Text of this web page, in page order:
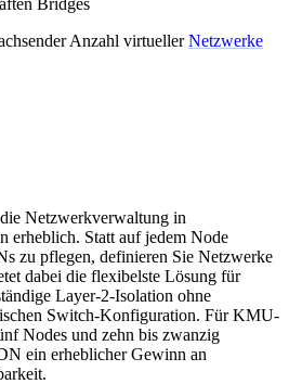
Anzahl virtuellerNetzwerke
Netzwerkverwaltung in
erheblich. Statt auf jedem Node
zu pflegen, definieren Sie Netzwerke
dabei die flexibelste Lösung für
Layer-2-Isolation ohne
Switch-Konfiguration. Für KMU-
Nodes und zehn bis zwanzig
ein erheblicher Gewinn an